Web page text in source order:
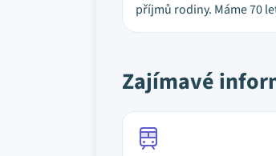
příjmů rodiny. Máme 70
Zajímavé